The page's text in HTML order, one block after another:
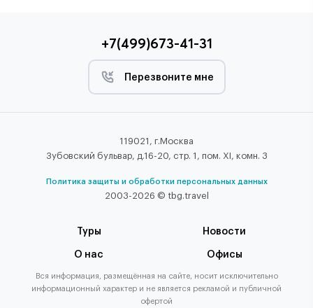
+7(499)673-41-31
Перезвоните мне
119021, г.Москва
Зубовский бульвар, д.16-20, стр. 1, пом. XI, комн. 3
Политика защиты и обработки персональных данных
2003-2026 © tbg.travel
Туры Новости
О нас Офисы
Вся информация, размещённая на сайте, носит исключительно
информационный характер и не является рекламой и публичной
офертой